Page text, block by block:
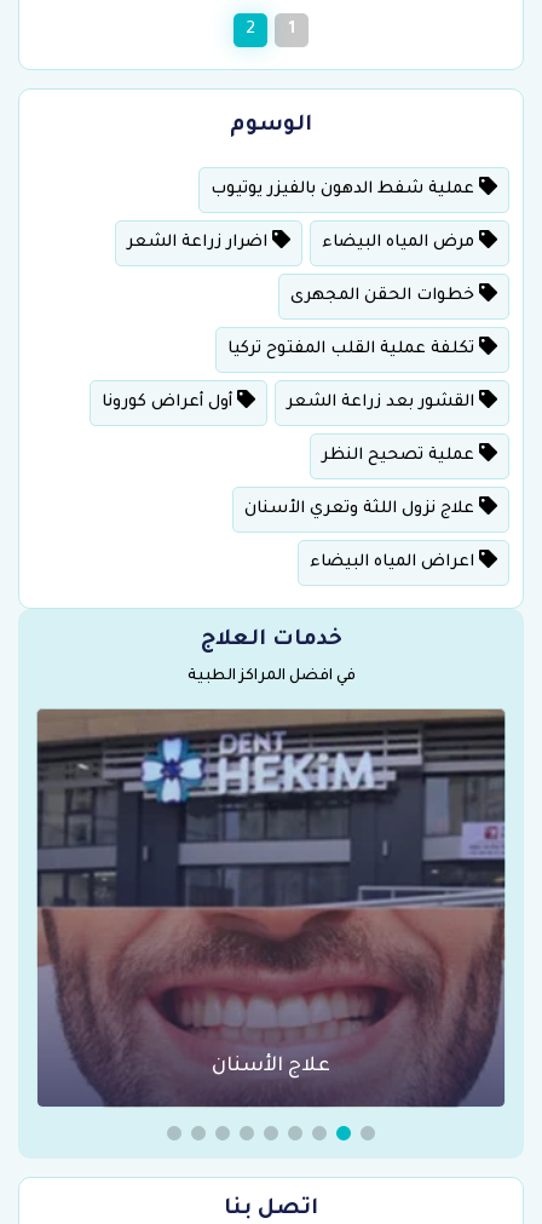
1
2
الوسوم
عملية شفط الدهون بالفيزر يوتيوب
مرض المياه البيضاء اضرار زراعة الشعر
خطوات الحقن المجهرى
تكلفة عملية القلب المفتوح تركيا
القشور بعد زراعة الشعر أول أعراض كورونا
عملية تصحيح النظر
علاج نزول اللثة وتعري الأسنان
اعراض المياه البيضاء
خدمات العلاج
في افضل المراكز الطبية
علاج الأسنان
اتصل بنا